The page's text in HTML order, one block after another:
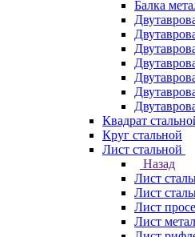
Балка
Квадрат
Круг стальной
Лист стальной
Назад
Лист
Лист
Лист
Лист